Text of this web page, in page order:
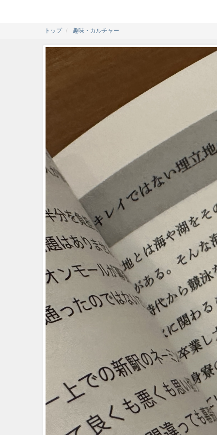
トップ 趣味・カルチャー